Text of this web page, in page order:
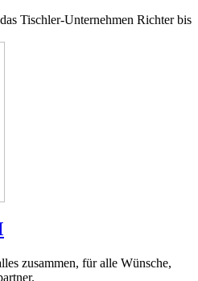
Tischler-Unternehmen Richter bis
zusammen, für alle Wünsche,